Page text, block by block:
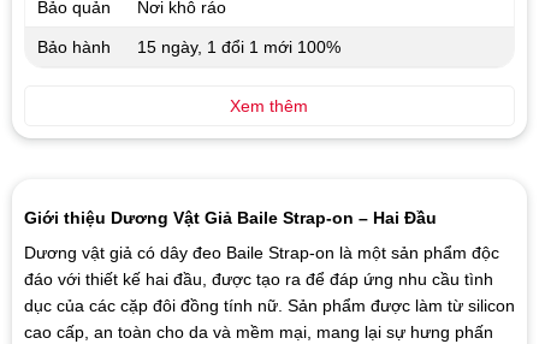
Giới thiệu Dương Vật Giả Baile Strap-on – Hai Đầu
Dương vật giả có dây đeo Baile Strap-on là một sản phẩm độc
đáo với thiết kế hai đầu, được tạo ra để đáp ứng nhu cầu tình
dục của các cặp đôi đồng tính nữ. Sản phẩm được làm từ silicon
cao cấp, an toàn cho da và mềm mại, mang lại sự hưng phấn
Bảo quản Nơi khô ráo
Bảo hành 15 ngày, 1 đổi 1 mới 100%
Xem thêm